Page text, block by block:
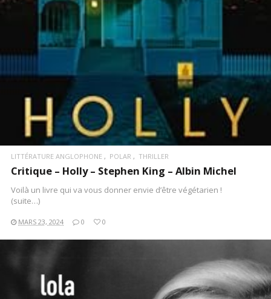
LITTÉRATURE ANGLOPHONE POLAR THRILLER
Critique – Holly – Stephen King – Albin Michel
Voilà un livre qui va vous donner envie d’être végétarien !
(suite…)
MARS 23, 2024 0 0